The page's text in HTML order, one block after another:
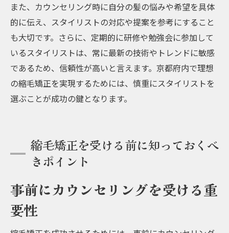
また、カウンセリング時に自分の髪の悩みや希望を具体
的に伝え、スタイリストの対応や提案を参考にすること
も大切です。さらに、定期的に研修や勉強会に参加して
いるスタイリストは、常に最新の技術やトレンドに敏感
であるため、信頼性が高いと言えます。京都府内で理想
の縮毛矯正を実現するためには、慎重にスタイリストを
選ぶことが成功の鍵となります。
縮毛矯正を受ける前に知っておくべ
きポイント
事前にカウンセリングを受ける重
要性